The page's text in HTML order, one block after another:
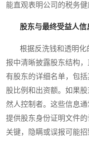
能直观表明公司的税务健
股东与最终受益人信
根据反洗钱和透明化
报中清晰披露股东结构
有股东的详细名单，包
股比例和出资额。如果
然人控制者。这些信息
提供股东身份证明文件
关键，隐瞒或误报可能招